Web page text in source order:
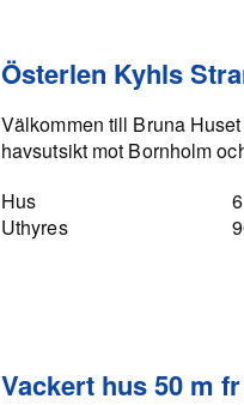
Österlen Kyhls
Välkommen till Bruna
havsutsikt mot Bornholm
Hus
Uthyres
Vackert hus 50 m